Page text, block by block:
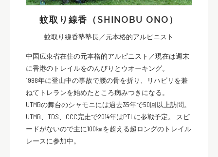
蚊取り線香（SHINOBU ONO）
蚊取り線香塾塾長／元本格的アルピニスト
中国広東省在住の元本格的アルピニスト／現在は週末
に香港のトレイルをのんびりとウオーキング。
1998年に登山中の事故で腰の骨を折り、リハビリを兼
ねてトレランを始めたところ病みつきになる。
UTMBの舞台のシャモニには過去35年で50回以上訪問。
UTMB、TDS、CCC完走で2014年はPTLに参戦予定。 スピ
ードがないので主に100㎞を超える超ロングのトレイル
レースに参加中。